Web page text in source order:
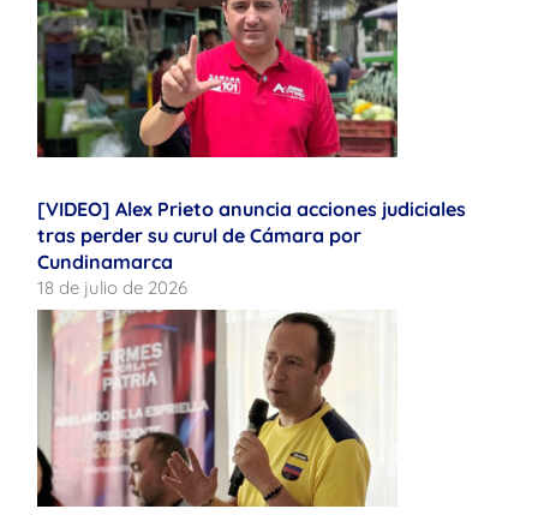
[VIDEO] Alex Prieto anuncia acciones judiciales
tras perder su curul de Cámara por
Cundinamarca
18 de julio de 2026